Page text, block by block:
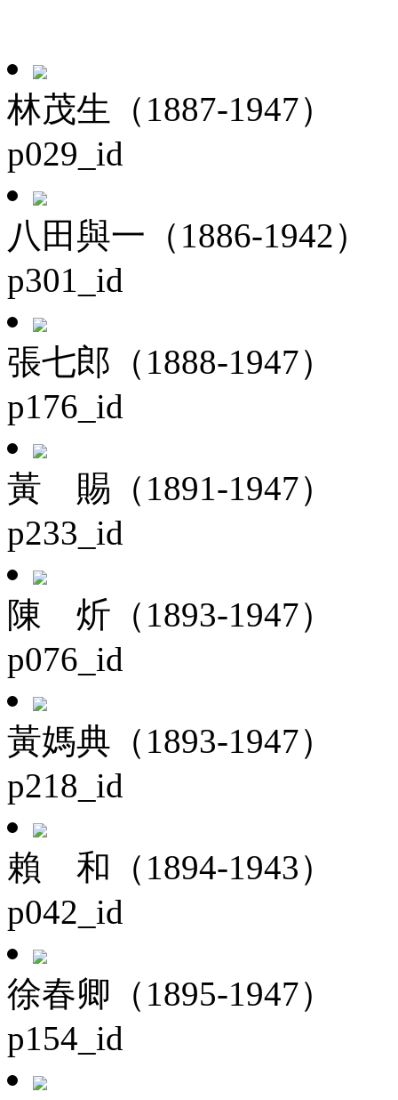
林茂生（1887-1947）
p029_id
八田與一（1886-1942）
p301_id
張七郎（1888-1947）
p176_id
黃 賜（1891-1947）
p233_id
陳 炘（1893-1947）
p076_id
黃媽典（1893-1947）
p218_id
賴 和（1894-1943）
p042_id
徐春卿（1895-1947）
p154_id